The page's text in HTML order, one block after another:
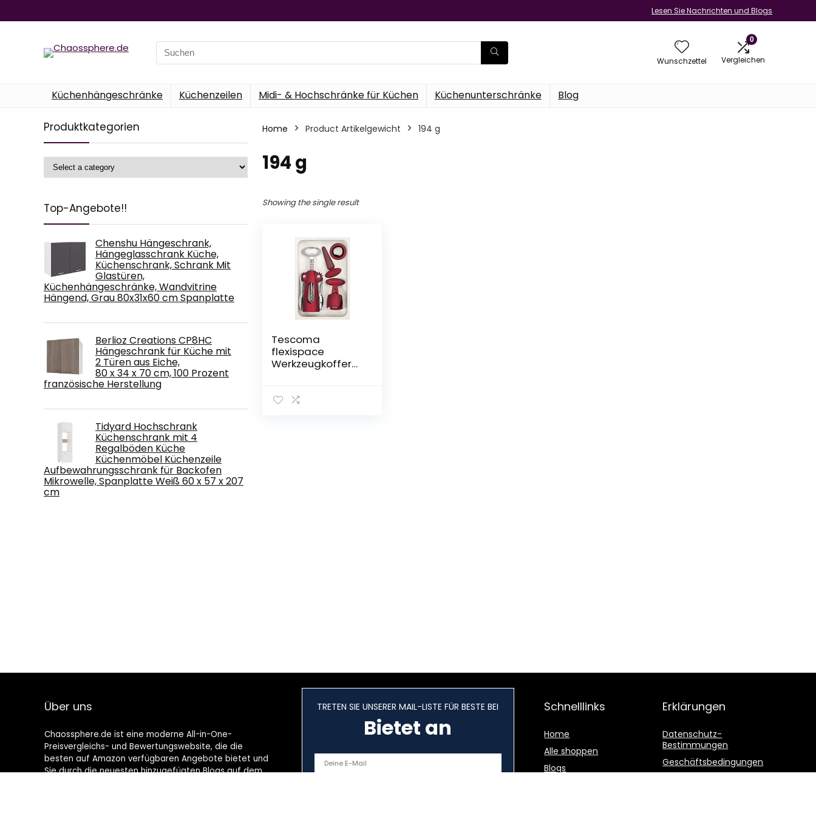
Lesen Sie Nachrichten und Blogs
Search
for:
Wunschzettel
0
Vergleichen
Küchenhängeschränke Küchenzeilen Midi- & Hochschränke für Küchen Küchenunterschränke Blog
Produktkategorien
Top-Angebote!!
Chenshu Hängeschrank,
Hängeglasschrank Küche,
Küchenschrank, Schrank Mit
Glastüren,
Küchenhängeschränke, Wandvitrine
Hängend, Grau 80x31x60 cm Spanplatte
Berlioz Creations CP8HC
Hängeschrank für Küche mit
2 Türen aus Eiche,
80 x 34 x 70 cm, 100 Prozent
französische Herstellung
Tidyard Hochschrank
Küchenschrank mit 4
Regalböden Küche
Küchenmöbel Küchenzeile
Aufbewahrungsschrank für Backofen
Mikrowelle, Spanplatte Weiß 60 x 57 x 207
cm
Home Product Artikelgewicht ‎194 g
‎194 g
Showing the single result
Tescoma
flexispace
Werkzeugkoffer
26.3 cm
Über uns
Chaossphere.de ist eine moderne All-in-One-
Preisvergleichs- und Bewertungswebsite, die die
besten auf Amazon verfügbaren Angebote bietet und
Sie durch die neuesten hinzugefügten Blogs auf dem
TRETEN SIE UNSERER MAIL-LISTE FÜR BESTE BEI
Bietet an
Schnelllinks
Home
Alle shoppen
Blogs
Erklärungen
Datenschutz-
Bestimmungen
Geschäftsbedingungen